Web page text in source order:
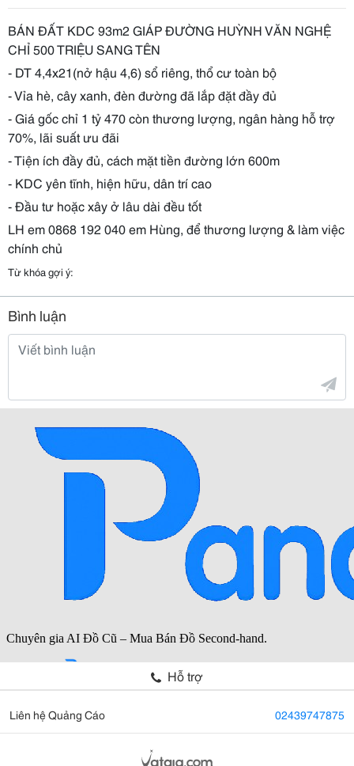
BÁN ĐẤT KDC 93m2 GIÁP ĐƯỜNG HUỲNH VĂN NGHỆ
CHỈ 500 TRIỆU SANG TÊN
- DT 4,4x21(nở hậu 4,6) sổ riêng, thổ cư toàn bộ
- Vỉa hè, cây xanh, đèn đường đã lắp đặt đầy đủ
- Giá gốc chỉ 1 tỷ 470 còn thương lượng, ngân hàng hỗ trợ
70%, lãi suất ưu đãi
- Tiện ích đầy đủ, cách mặt tiền đường lớn 600m
- KDC yên tĩnh, hiện hữu, dân trí cao
- Đầu tư hoặc xây ở lâu dài đều tốt
LH em 0868 192 040 em Hùng, để thương lượng & làm việc
chính chủ
Từ khóa gợi ý:
Bình luận
Hỗ trợ
Liên hệ Quảng Cáo 02439747875